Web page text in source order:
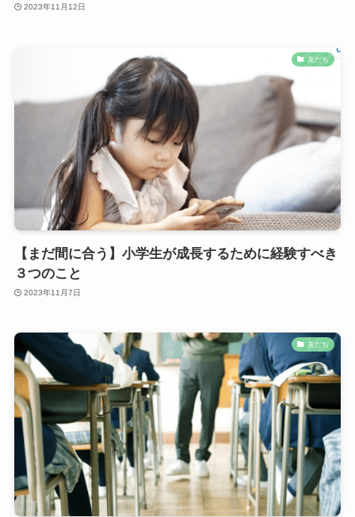
2023年11月12日
友だち
【まだ間に合う】小学生が成長するために経験すべき
３つのこと
2023年11月7日
友だち